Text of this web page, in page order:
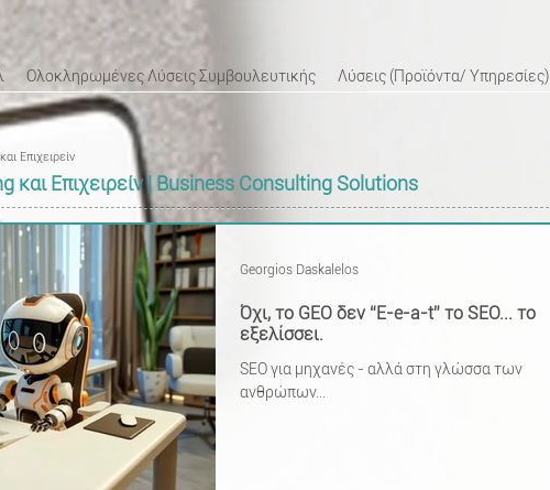
Ολοκληρωμένες Λύσεις Συμβουλευτικής Λύσεις (Προϊόντα/ Υπηρεσίες)
Επιχειρείν
και Επιχειρείν | Business Consulting Solutions
Όχι, το GEO δεν “E-e-a-t” το SEO... το
εξελίσσει.
SEO για μηχανές - αλλά στη γλώσσα των
ανθρώπων...
Georgios Daskalelos